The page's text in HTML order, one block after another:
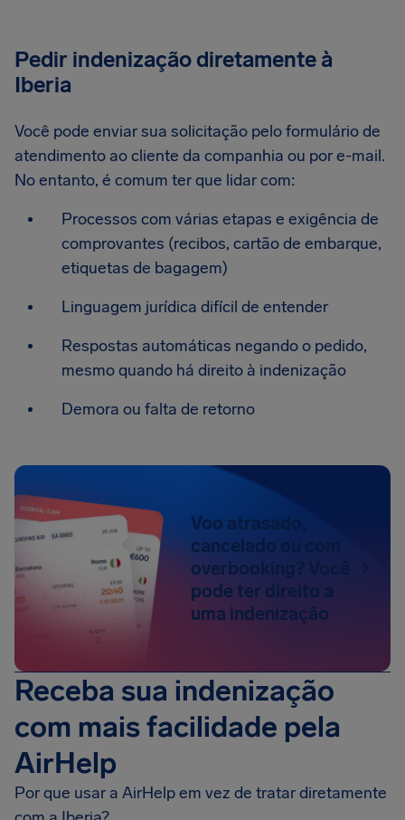
Pedir indenização diretamente à
Iberia
Você pode enviar sua solicitação pelo formulário de
atendimento ao cliente da companhia ou por e-mail.
No entanto, é comum ter que lidar com:
Processos com várias etapas e exigência de
comprovantes (recibos, cartão de embarque,
etiquetas de bagagem)
Linguagem jurídica difícil de entender
Respostas automáticas negando o pedido,
mesmo quando há direito à indenização
Demora ou falta de retorno
Voo atrasado,
cancelado ou com
overbooking? Você
pode ter direito a
uma indenização
Receba sua indenização
com mais facilidade pela
AirHelp
Por que usar a AirHelp em vez de tratar diretamente